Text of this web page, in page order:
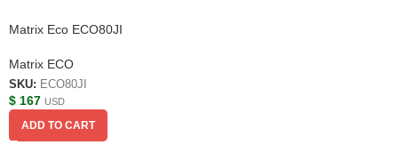
Matrix Eco ECO80JI
Matrix ECO
SKU: ECO80JI
$ 167 USD
ADD TO CART